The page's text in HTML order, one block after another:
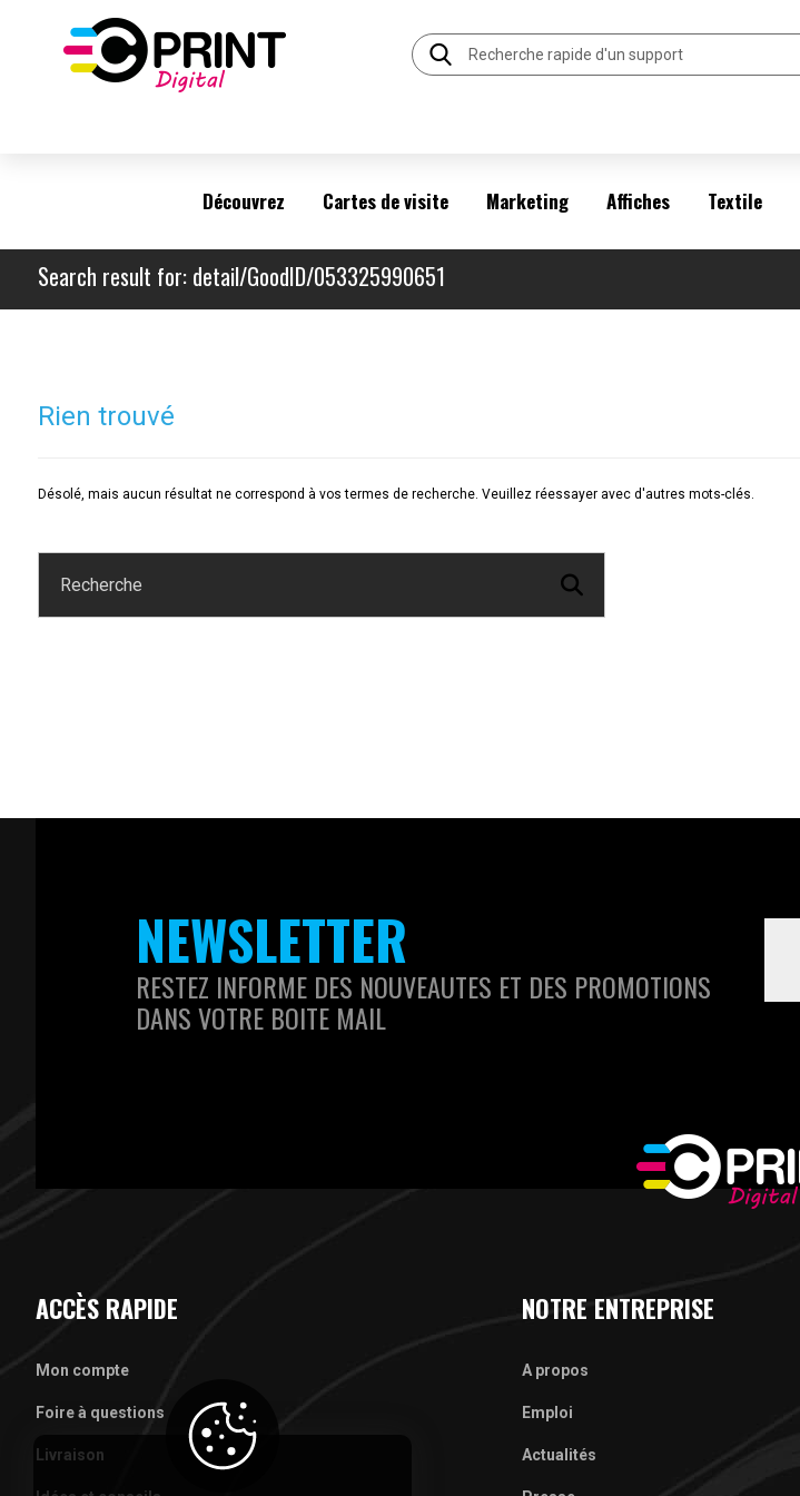
Découvrez Cartes de visite Marketing Affiches Textile
Search result for: detail/GoodID/053325990651
Rien trouvé
Désolé, mais aucun résultat ne correspond à vos termes de recherche. Veuillez réessayer avec d'autres mots-clés.
NEWSLETTER
RESTEZ INFORME DES NOUVEAUTES ET DES PROMOTIONS
DANS VOTRE BOITE MAIL
ACCÈS RAPIDE
Mon compte
Foire à questions
Livraison
NOTRE ENTREPRISE
A propos
Emploi
Actualités